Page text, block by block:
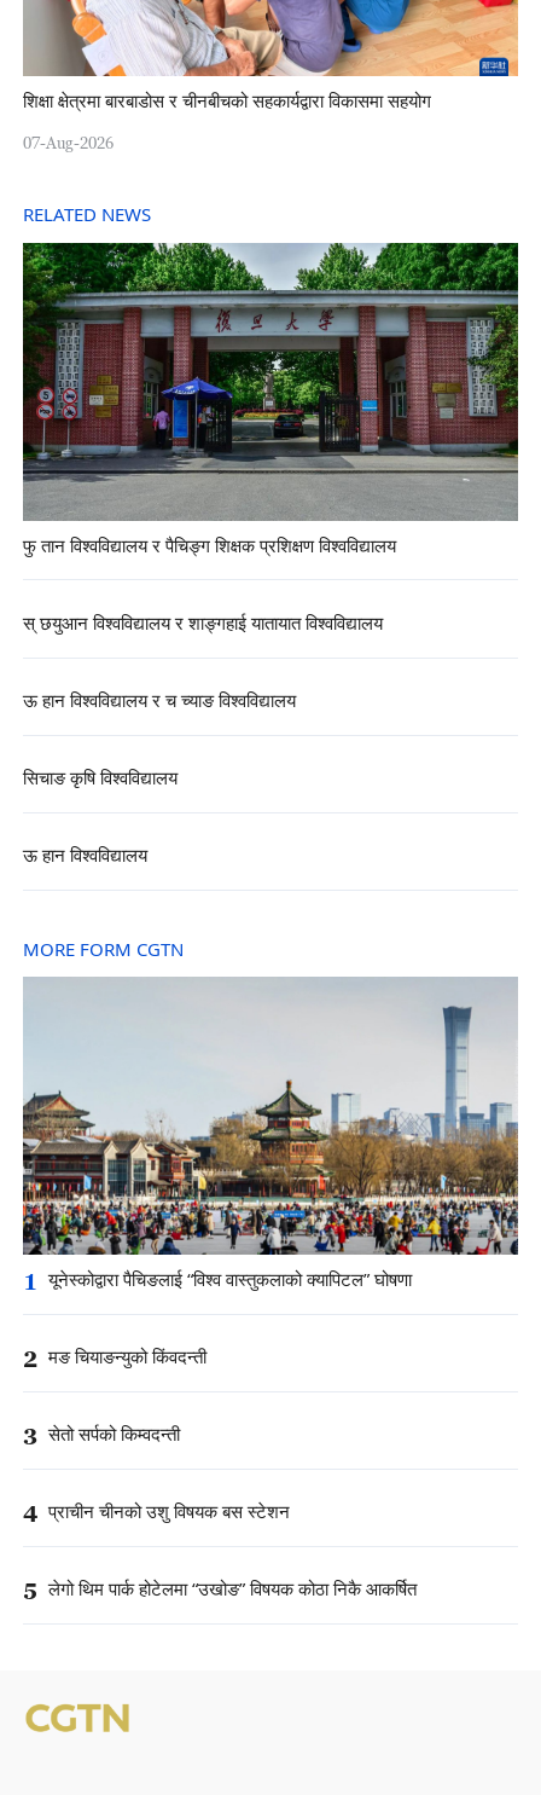
शिक्षा क्षेत्रमा बारबाडोस र चीनबीचको सहकार्यद्वारा विकासमा सहयोग
07-Aug-2026
RELATED NEWS
फु तान विश्वविद्यालय र पैचिङ्ग शिक्षक प्रशिक्षण विश्वविद्यालय
स् छयुआन विश्वविद्यालय र शाङ्गहाई यातायात विश्वविद्यालय
ऊ हान विश्वविद्यालय र च च्याङ विश्वविद्यालय
सिचाङ कृषि विश्वविद्यालय
ऊ हान विश्वविद्यालय
MORE FORM CGTN
1 यूनेस्कोद्वारा पैचिङलाई “विश्व वास्तुकलाको क्यापिटल” घोषणा
2 मङ चियाङन्युको किंवदन्ती
3 सेतो सर्पको किम्वदन्ती
4 प्राचीन चीनको उशु विषयक बस स्टेशन
5 लेगो थिम पार्क होटेलमा “उखोङ” विषयक कोठा निकै आकर्षित